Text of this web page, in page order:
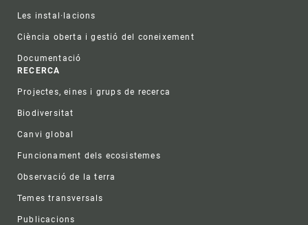
Les instal·lacions
Ciència oberta i gestió del coneixement
Documentació
RECERCA
Projectes, eines i grups de recerca
Biodiversitat
Canvi global
Funcionament dels ecosistemes
Observació de la terra
Temes transversals
Publicacions